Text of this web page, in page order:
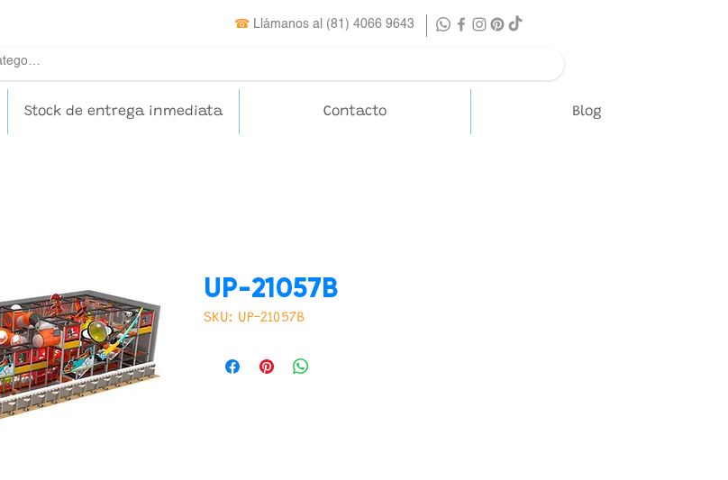
☎ Llámanos al (81) 4066 9643
Stock de entrega inmediata Contacto Blog
UP-21057B
SKU: UP-21057B